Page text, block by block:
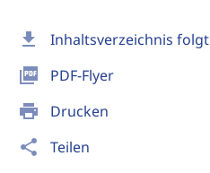
download Inhaltsverzeichnis folgt
picture_as_pdf PDF-Flyer
print Drucken
share Teilen